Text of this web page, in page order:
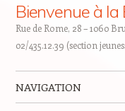
Bienvenue à la
Rue de Rome, 28 – 1060
02/435.12.39 (section
NAVIGATION